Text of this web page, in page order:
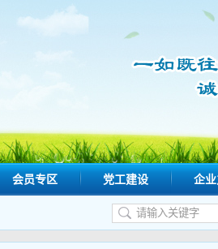
会员专区 党工建设 企